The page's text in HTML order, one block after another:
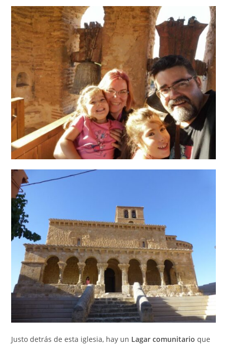
Justo detrás de esta iglesia, hay un Lagar comunitario que